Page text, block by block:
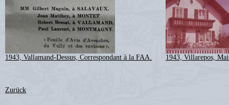
1943, Vallamand-Dessus, Correspondant à la FAA. 1943, Villarepos,
Zurück